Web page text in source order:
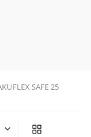
SAFE 25